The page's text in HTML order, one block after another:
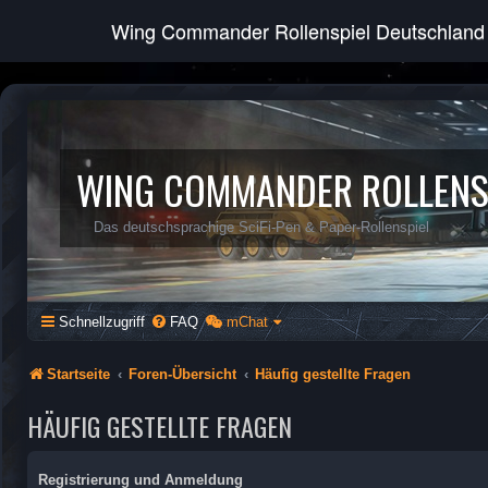
Wing Commander Rollenspiel Deutschland
WING COMMANDER
Das deutschsprachige SciFi-Pen & Paper-Rollenspiel
Schnellzugriff FAQ mChat
Startseite Foren-Übersicht Häufig gestellte Fragen
HÄUFIG GESTELLTE FRAGEN
Registrierung und Anmeldung